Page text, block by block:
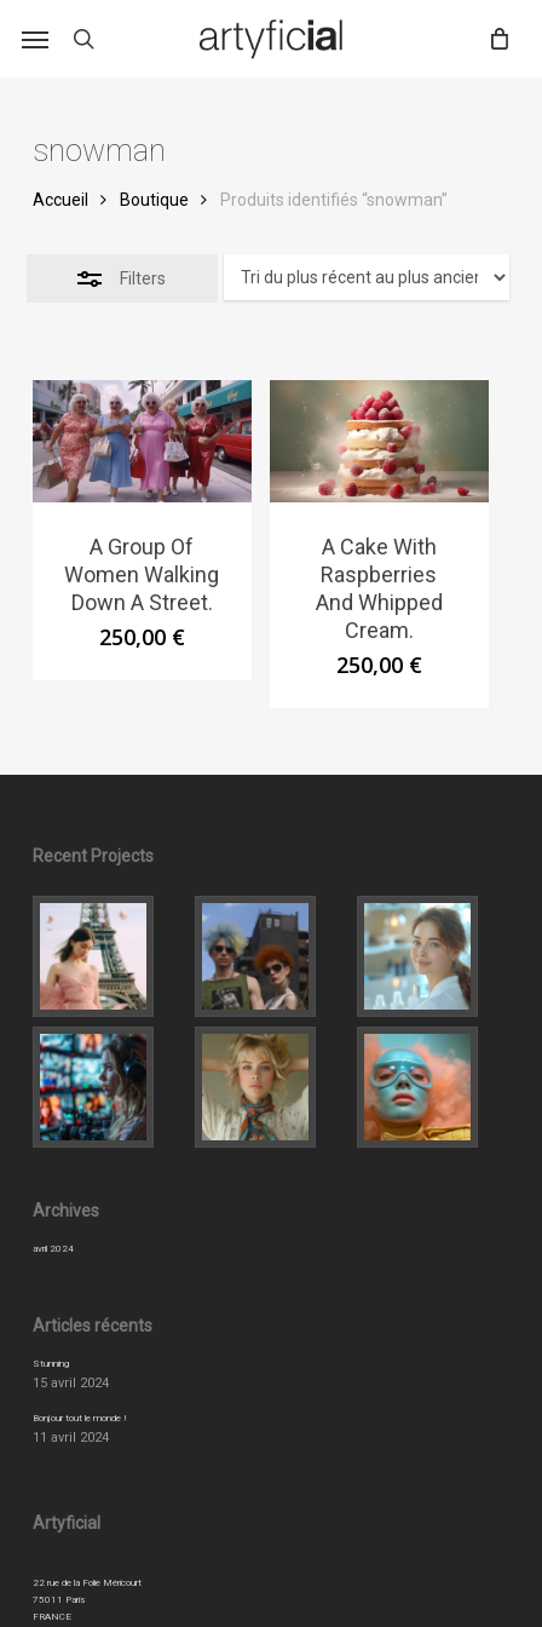
snowman
Accueil Boutique Produits identifiés “snowman”
Filters
A Group Of
Women Walking
Down A Street.
250,00 €
A Cake With
Raspberries
And Whipped
Cream.
250,00 €
Recent Projects
Archives
avril 2024
Articles récents
Stunning
15 avril 2024
Bonjour tout le monde !
11 avril 2024
Artyficial
22 rue de la Folie Méricourt
75011 Paris
FRANCE